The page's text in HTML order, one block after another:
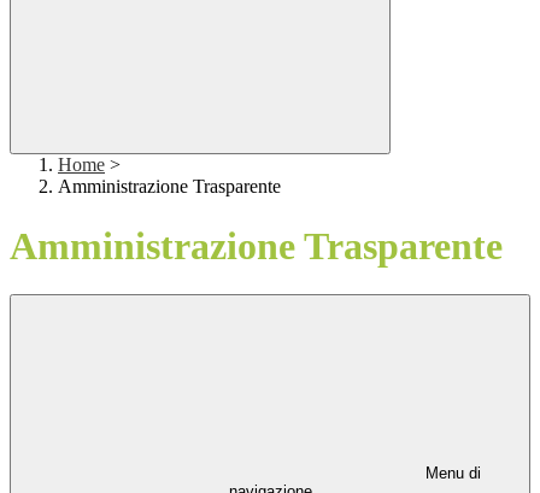
Home >
Amministrazione Trasparente
Amministrazione Trasparente
Menu di